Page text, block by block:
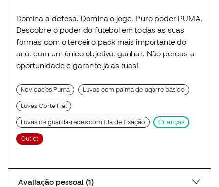
Domina a defesa. Domina o jogo. Puro poder PUMA.
Descobre o poder do futebol em todas as suas
formas com o terceiro pack mais importante do
ano, com um único objetivo: ganhar. Não percas a
oportunidade e garante já as tuas!
Novidades Puma Luvas com palma de agarre básico
Luvas Corte Flat
Luvas de guarda-redes com fita de fixação Crianças
Outlet
Avaliação pessoal (1)